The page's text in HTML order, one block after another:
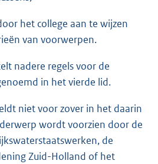
het college aan te wijzen
van voorwerpen.
nadere regels voor de
in het vierde lid.
niet voor zover in het daarin
wordt voorzien door de
de
Zuid-Holland of het